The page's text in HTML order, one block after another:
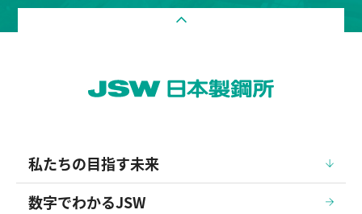
私たちの目指す未来
数字でわかるJSW